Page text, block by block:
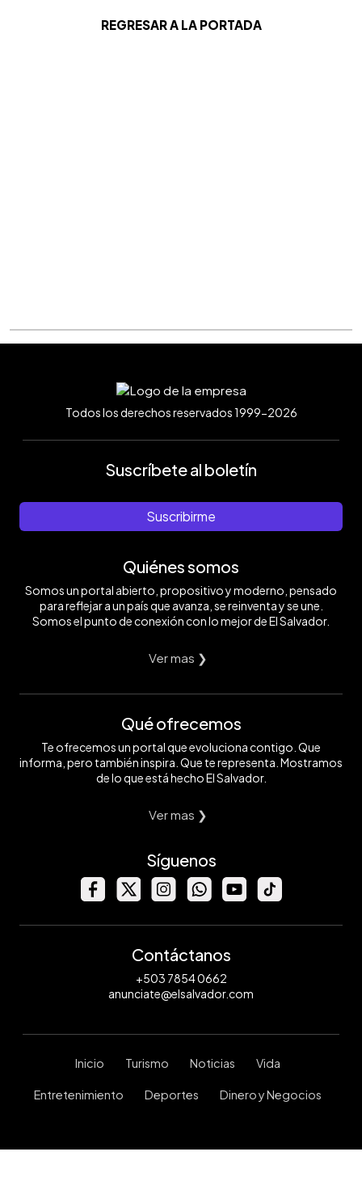
REGRESAR A LA PORTADA
Todos los derechos reservados 1999-2026
Suscríbete al boletín
Suscribirme
Quiénes somos
Somos un portal abierto, propositivo y moderno, pensado
para reflejar a un país que avanza, se reinventa y se une.
Somos el punto de conexión con lo mejor de El Salvador.
Ver mas ❯
Qué ofrecemos
Te ofrecemos un portal que evoluciona contigo. Que
informa, pero también inspira. Que te representa. Mostramos
de lo que está hecho El Salvador.
Ver mas ❯
Síguenos
Contáctanos
+503 7854 0662
anunciate@elsalvador.com
Inicio Turismo Noticias Vida
Entretenimiento Deportes Dinero y Negocios